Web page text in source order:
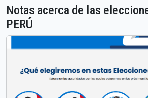
Notas acerca de las
PERÚ